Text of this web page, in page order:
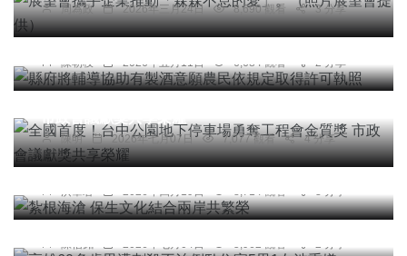
周為政 2026年三月24日 8,690 觀看 3 分享
縣府將輔導協助有製酒意願農民依規定取得許可執
照
陳朝枝 2026年五月11日 6,684 觀看 2 分享
社會 綜合新聞 旅遊
全國首度！台中公園地下停車場勇奪工程會金質獎
陳明 2026年七月07日 7,077 觀看 4 分享
頭條 宗教 旅遊 大陸
紮根海滄 保生文化結合兩岸共繁榮
洪肇君 2026年四月19日 8,714 觀看 3 分享
社會
高雄60多歲男遭刺殺不治倒臥住家5男1女涉重嫌
陳信銘 2026年七月04日 5,962 觀看 2 分享